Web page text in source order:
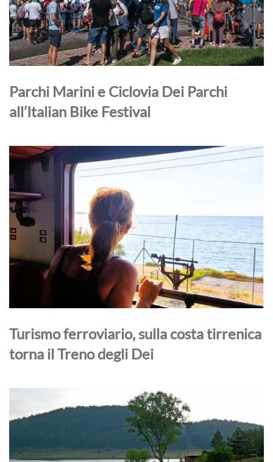
Parchi Marini e Ciclovia Dei Parchi
all’Italian Bike Festival
Turismo ferroviario, sulla costa tirrenica
torna il Treno degli Dei